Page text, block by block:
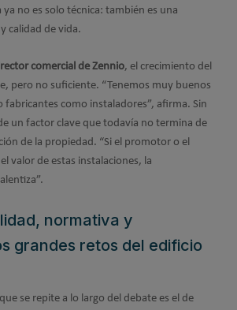
ya no es solo técnica: también es una
calidad de vida.
comercial de Zennio, el crecimiento del
pero no suficiente. “Tenemos muy buenos
como instaladores”, afirma. Sin
un factor clave que todavía no termina de
de la propiedad. “Si el promotor o el
valor de estas instalaciones, la
normativa y
grandes retos del edificio
se repite a lo largo del debate es el de